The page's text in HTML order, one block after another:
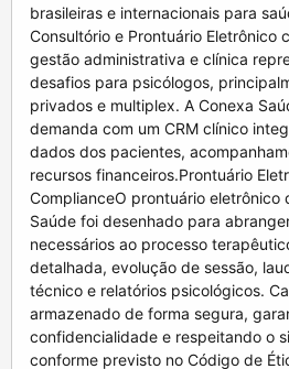
brasileiras e internacionais para
Consultório e Prontuário Eletrônico
gestão administrativa e clínica
desafios para psicólogos,
privados e multiplex. A Conexa
demanda com um CRM clínico
dados dos pacientes,
recursos financeiros.Prontuário
ComplianceO prontuário eletrônico
Saúde foi desenhado para
necessários ao processo
detalhada, evolução de sessão,
técnico e relatórios psicológicos.
armazenado de forma segura,
confidencialidade e respeitando o
conforme previsto no Código de